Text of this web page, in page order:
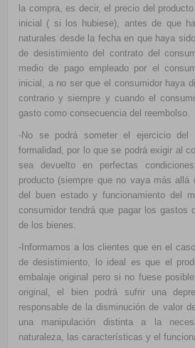
la compra, es decir, el precio del
inicial ( si los hubiese), antes de que
naturales desde la fecha en que haya
de desistimiento del contrato del
medio de pago empleado por el
inicial, a no ser que el consumidor haya
contrario y siempre y cuando el
gasto como consecuencia del reembolso.
-No se podrá someter el ejercicio del
formalidad, por lo que se podrá exigir al
sea devuelto en perfectas
producto (siempre que no vaya más allá
del buen estado y funcionamiento del
consumidor tendrá que pagar los gastos
de los bienes.
-Informamos a los clientes que en el
de desistimiento, lo ideal es que el
embalaje original pero si no fuese
original, el bien podrá sufrir una
responsable de la disminución de valor
una manipulación distinta a la
naturaleza, las características y el